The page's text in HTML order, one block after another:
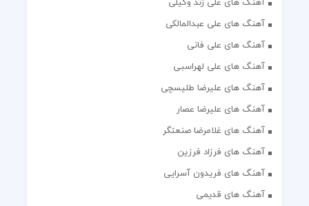
آهنگ های علی عبدالمالکی
آهنگ های علی فانی
آهنگ های علی لهراسبی
آهنگ های علیرضا طلیسچی
آهنگ های علیرضا عصار
آهنگ های غلامرضا صنعتگر
آهنگ های فرزاد فرزین
آهنگ های فریدون آسرایی
آهنگ های قدیمی